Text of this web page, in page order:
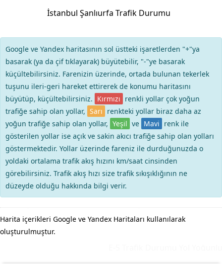
İstanbul Şanlıurfa Trafik Durumu
Google ve Yandex haritasının sol üstteki işaretlerden "+"ya
basarak (ya da çif tıklayarak) büyütebilir, "-"ye basarak
küçültebilirsiniz. Farenizin üzerinde, ortada bulunan tekerlek
tuşunu ileri-geri hareket ettirerek de konumu haritasını
büyütüp, küçültebilirsiniz. Kırmızı renkli yollar çok yoğun
trafiğe sahip olan yollar, Sarı renkteki yollar biraz daha az
yoğun trafiğe sahip olan yollar, Yeşil ve Mavi renk ile
gösterilen yollar ise açık ve sakin akıcı trafiğe sahip olan yolları
göstermektedir. Yollar üzerinde fareniz ile durduğunuzda o
yoldaki ortalama trafik akış hızını km/saat cinsinden
görebilirsiniz. Trafik akış hızı size trafik sıkışıklığının ne
düzeyde olduğu hakkında bilgi verir.
Harita içerikleri Google ve Yandex Haritaları kullanılarak
oluşturulmuştur.